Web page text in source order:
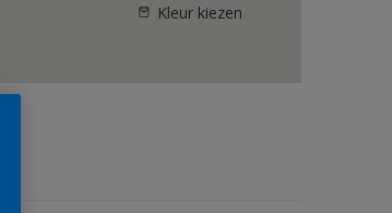
Kleur kiezen